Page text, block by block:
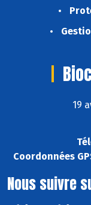
19
Coordonnées
Nous suivre